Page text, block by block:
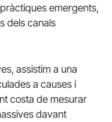
emergents,
dels canals
assistim a una
a causes i
costa de mesurar
davant